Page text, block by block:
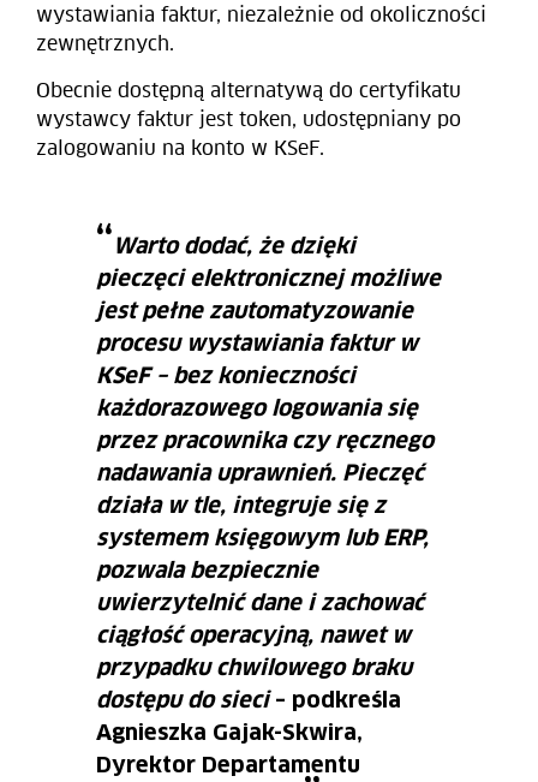
wystawiania faktur, niezależnie od okoliczności
zewnętrznych.
Obecnie dostępną alternatywą do certyfikatu
wystawcy faktur jest token, udostępniany po
zalogowaniu na konto w KSeF.
Warto dodać, że dzięki
pieczęci elektronicznej możliwe
jest pełne zautomatyzowanie
procesu wystawiania faktur w
KSeF – bez konieczności
każdorazowego logowania się
przez pracownika czy ręcznego
nadawania uprawnień. Pieczęć
działa w tle, integruje się z
systemem księgowym lub ERP,
pozwala bezpiecznie
uwierzytelnić dane i zachować
ciągłość operacyjną, nawet w
przypadku chwilowego braku
dostępu do sieci– podkreśla
Agnieszka Gajak-Skwira,
Dyrektor Departamentu